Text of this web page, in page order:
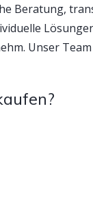
Beratung,
Unser